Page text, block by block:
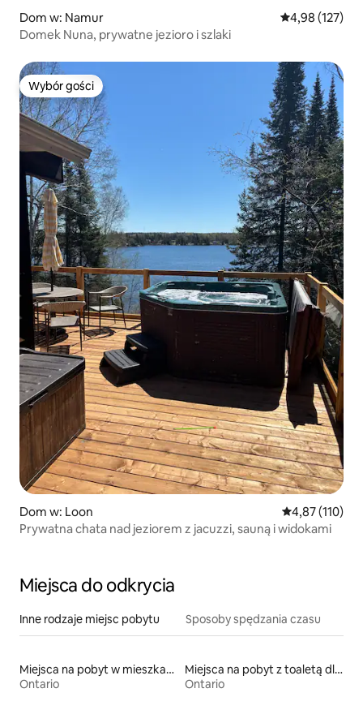
Dom w: Namur Średnia
4,98 (127)
Domek Nuna, prywatne jezioro i szlaki
Wybór gości
Wybór gości
Dom w: Loon Średnia
4,87 (110)
Prywatna chata nad jeziorem z jacuzzi, sauną i widokami
Miejsca do odkrycia
Inne rodzaje miejsc pobytu Sposoby spędzania czasu
Miejsca na pobyt w mieszkaniach typu condo
Ontario
Miejsca na pobyt z toaletą dla osoby z niepełnosprawnością
Ontario